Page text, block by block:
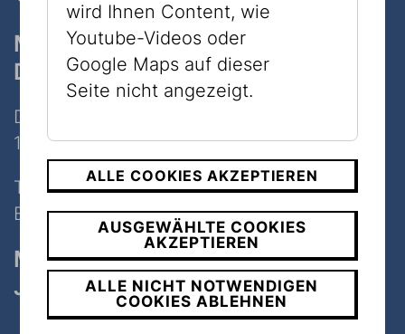
Museum
Dorotheergasse
Dorotheergasse 11
1010 Wien
Tel: +43 1 535 04 31
E-Mail:info@jmw.at
Museum
Judenplatz
wird Ihnen Content, wie
Youtube-Videos oder
Google Maps auf dieser
Seite nicht angezeigt.
ALLE COOKIES AKZEPTIEREN
AUSGEWÄHLTE COOKIES
AKZEPTIEREN
ALLE NICHT NOTWENDIGEN
COOKIES ABLEHNEN